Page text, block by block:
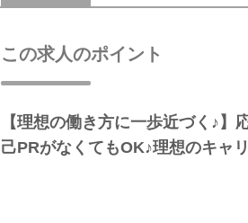
この求人のポイント
【理想の働き方に一歩近づく♪】
己PRがなくてもOK♪理想のキャ